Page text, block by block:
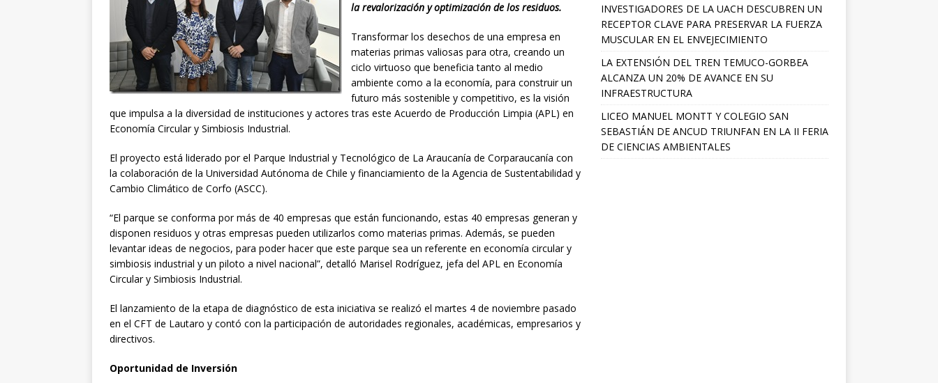
la revalorización y optimización de los residuos.
Transformar los desechos de una empresa en
materias primas valiosas para otra, creando un
ciclo virtuoso que beneficia tanto al medio
ambiente como a la economía, para construir un
futuro más sostenible y competitivo, es la visión
que impulsa a la diversidad de instituciones y actores tras este Acuerdo de Producción Limpia (APL) en
Economía Circular y Simbiosis Industrial.
El proyecto está liderado por el Parque Industrial y Tecnológico de La Araucanía de Corparaucanía con
la colaboración de la Universidad Autónoma de Chile y financiamiento de la Agencia de Sustentabilidad y
Cambio Climático de Corfo (ASCC).
“El parque se conforma por más de 40 empresas que están funcionando, estas 40 empresas generan y
disponen residuos y otras empresas pueden utilizarlos como materias primas. Además, se pueden
levantar ideas de negocios, para poder hacer que este parque sea un referente en economía circular y
simbiosis industrial y un piloto a nivel nacional”, detalló Marisel Rodríguez, jefa del APL en Economía
Circular y Simbiosis Industrial.
El lanzamiento de la etapa de diagnóstico de esta iniciativa se realizó el martes 4 de noviembre pasado
en el CFT de Lautaro y contó con la participación de autoridades regionales, académicas, empresarios y
directivos.
Oportunidad de Inversión
INVESTIGADORES DE LA UACH DESCUBREN UN
RECEPTOR CLAVE PARA PRESERVAR LA FUERZA
MUSCULAR EN EL ENVEJECIMIENTO
LA EXTENSIÓN DEL TREN TEMUCO-GORBEA
ALCANZA UN 20% DE AVANCE EN SU
INFRAESTRUCTURA
LICEO MANUEL MONTT Y COLEGIO SAN
SEBASTIÁN DE ANCUD TRIUNFAN EN LA II FERIA
DE CIENCIAS AMBIENTALES